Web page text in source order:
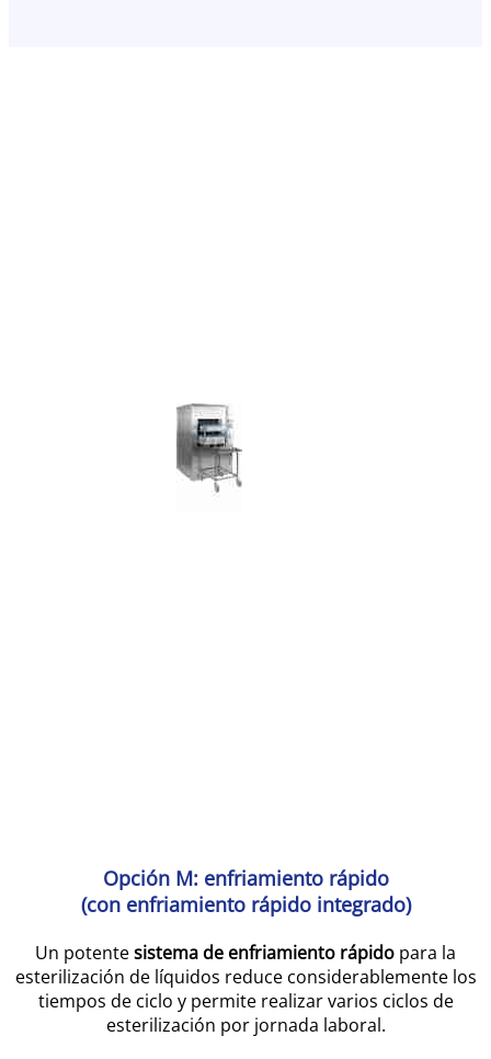
Opción M: enfriamiento rápido
(con enfriamiento rápido integrado)
Un potentesistema de enfriamiento rápido para la
esterilización de líquidos reduce considerablemente los
tiempos de ciclo y permite realizar varios ciclos de
esterilización por jornada laboral.